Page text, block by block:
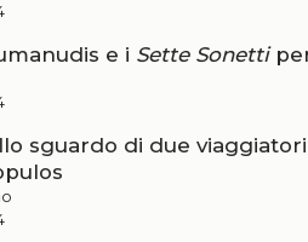
e i Sette Sonetti
sguardo di due